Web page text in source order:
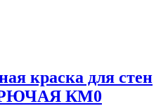
краска для стен
КМ0